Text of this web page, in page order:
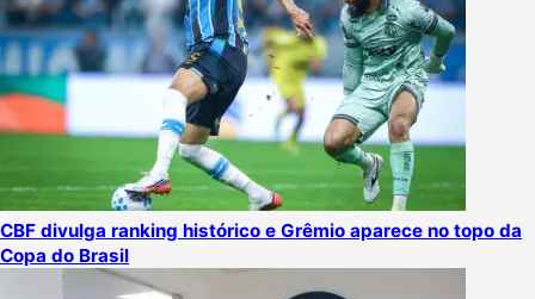
CBF divulga ranking histórico e Grêmio aparece no topo da
Copa do Brasil